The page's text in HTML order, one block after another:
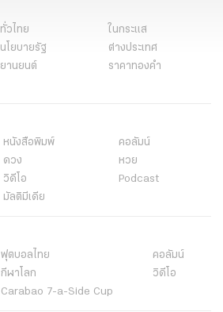
ทั่วไทย
ในกระแส
นโยบายรัฐ
ต่างประเทศ
ยานยนต์
ราคาทองคำ
หนังสือพิมพ์
คอลัมน์
ดวง
หวย
วิดีโอ
Podcast
มัลติมีเดีย
ฟุตบอลไทย
คอลัมน์
กีฬาโลก
วิดีโอ
Carabao 7-a-Side Cup